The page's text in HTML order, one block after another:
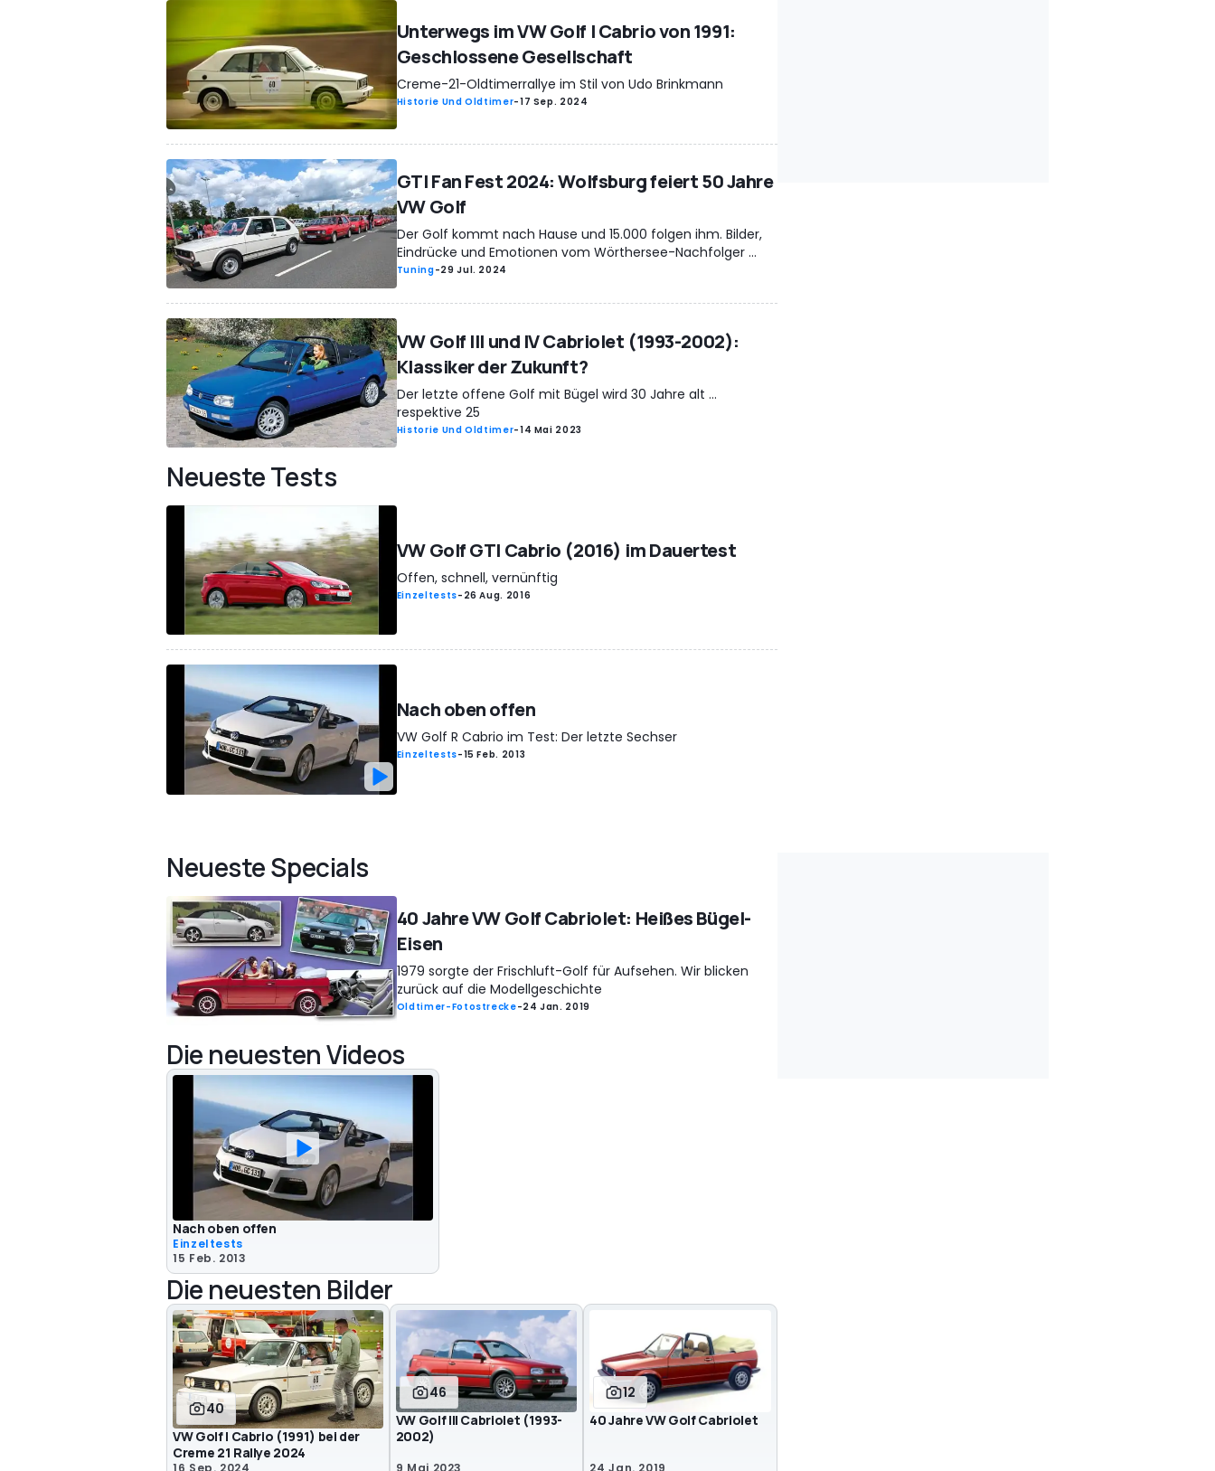
Unterwegs im VW Golf I Cabrio von 1991:
Geschlossene Gesellschaft
Creme-21-Oldtimerrallye im Stil von Udo Brinkmann
Historie Und Oldtimer-17 Sep. 2024
GTI Fan Fest 2024: Wolfsburg feiert 50 Jahre
VW Golf
Der Golf kommt nach Hause und 15.000 folgen ihm. Bilder,
Eindrücke und Emotionen vom Wörthersee-Nachfolger ...
Tuning-29 Jul. 2024
VW Golf III und IV Cabriolet (1993-2002):
Klassiker der Zukunft?
Der letzte offene Golf mit Bügel wird 30 Jahre alt ...
respektive 25
Historie Und Oldtimer-14 Mai 2023
Neueste Tests
VW Golf GTI Cabrio (2016) im Dauertest
Offen, schnell, vernünftig
Einzeltests- 26 Aug. 2016
Nach oben offen
VW Golf R Cabrio im Test: Der letzte Sechser
Einzeltests-15 Feb. 2013
Neueste Specials
40 Jahre VW Golf Cabriolet: Heißes Bügel-
Eisen
1979 sorgte der Frischluft-Golf für Aufsehen. Wir blicken
zurück auf die Modellgeschichte
Oldtimer-Fotostrecke-24 Jan. 2019
Die neuesten Videos
Nach oben offen
Einzeltests
15 Feb. 2013
Die neuesten Bilder
40
VW Golf I Cabrio (1991) bei der
Creme 21 Rallye 2024
46
VW Golf III Cabriolet (1993-
2002)
12
40 Jahre VW Golf Cabriolet